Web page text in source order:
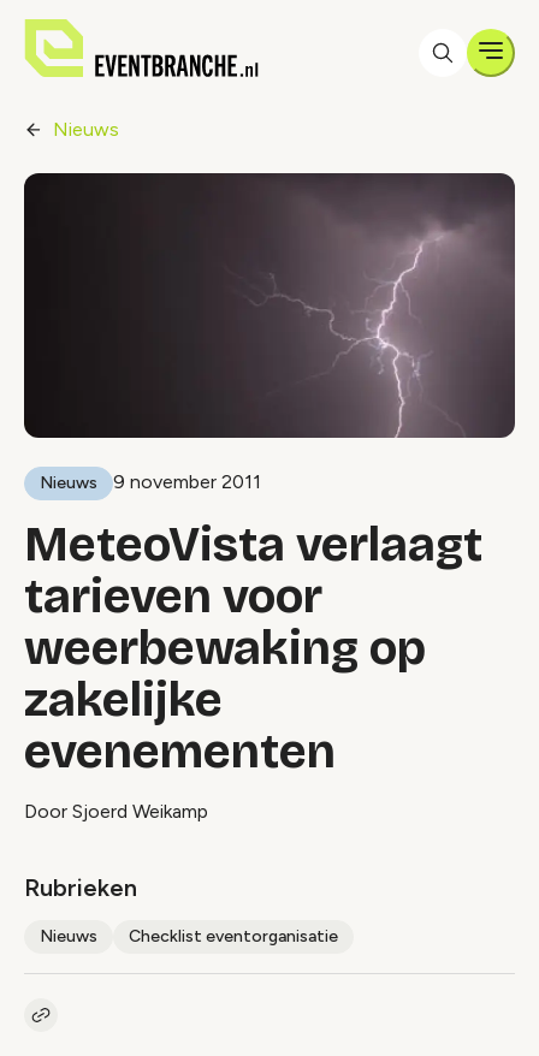
Nieuws
Nieuws 9 november 2011
MeteoVista verlaagt
tarieven voor
weerbewaking op
zakelijke
evenementen
Door Sjoerd Weikamp
Rubrieken
Nieuws Checklist eventorganisatie
Kopieer link naar artikel